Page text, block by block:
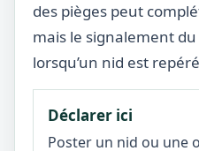
des pièges peut
mais le signalement
lorsqu’un nid est
Déclarer ici
Poster un nid ou une